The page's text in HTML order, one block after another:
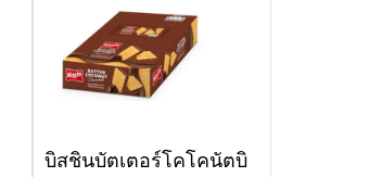
บิสชินบัตเตอร์โคโคนัตบิ